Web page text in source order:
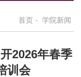
首页 - 学院新闻
2026年春季
训会